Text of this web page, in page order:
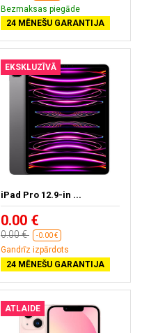
Bezmaksas piegāde
24 MĒNEŠU GARANTIJA
EKSKLUZĪVĀ
iPad Pro 12.9-in ...
0.00 €
0.00 € -0.00 €
Gandrīz izpārdots
24 MĒNEŠU GARANTIJA
ATLAIDE